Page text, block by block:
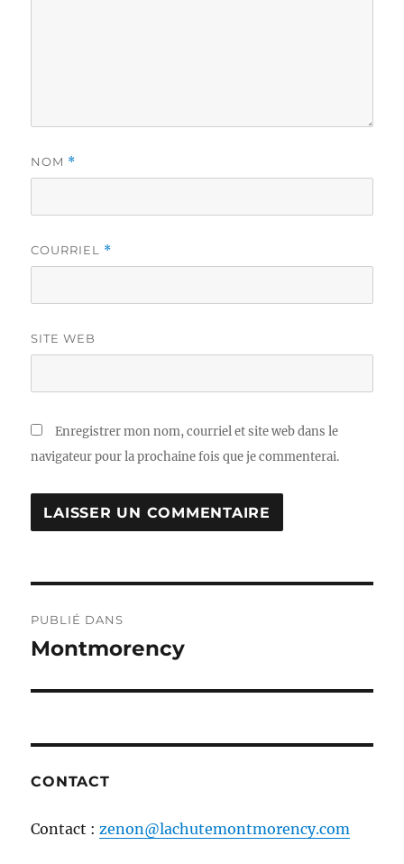
NOM *
COURRIEL *
SITE WEB
Enregistrer mon nom, courriel et site web dans le
navigateur pour la prochaine fois que je commenterai.
de
PUBLIÉ DANS
Montmorency
CONTACT
Contact :zenon@lachutemontmorency.com